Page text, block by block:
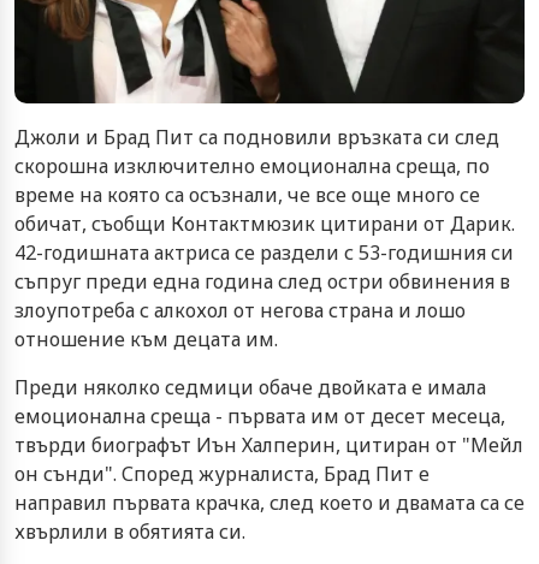
Джоли и Брад Пит са подновили връзката си след
скорошна изключително емоционална среща, по
време на която са осъзнали, че все още много се
обичат, съобщи Контактмюзик цитирани от Дарик.
42-годишната актриса се раздели с 53-годишния си
съпруг преди една година след остри обвинения в
злоупотреба с алкохол от негова страна и лошо
отношение към децата им.
Преди няколко седмици обаче двойката е имала
емоционална среща - първата им от десет месеца,
твърди биографът Иън Халперин, цитиран от "Мейл
он сънди". Според журналиста, Брад Пит е
направил първата крачка, след което и двамата са се
хвърлили в обятията си.